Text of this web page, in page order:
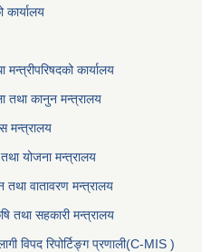
मन्त्रीपरिषदको कार्यालय
तथा कानुन मन्त्रालय
मन्त्रालय
योजना मन्त्रालय
तथा वातावरण मन्त्रालय
तथा सहकारी मन्त्रालय
विपद रिपोर्टिङ्ग प्रणाली(C-MIS )